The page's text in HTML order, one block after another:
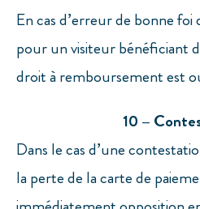
En cas d’erreur de bonne
pour un visiteur bénéficiant
droit à remboursement est
10 –
Dans le cas d’une
la perte de la carte de